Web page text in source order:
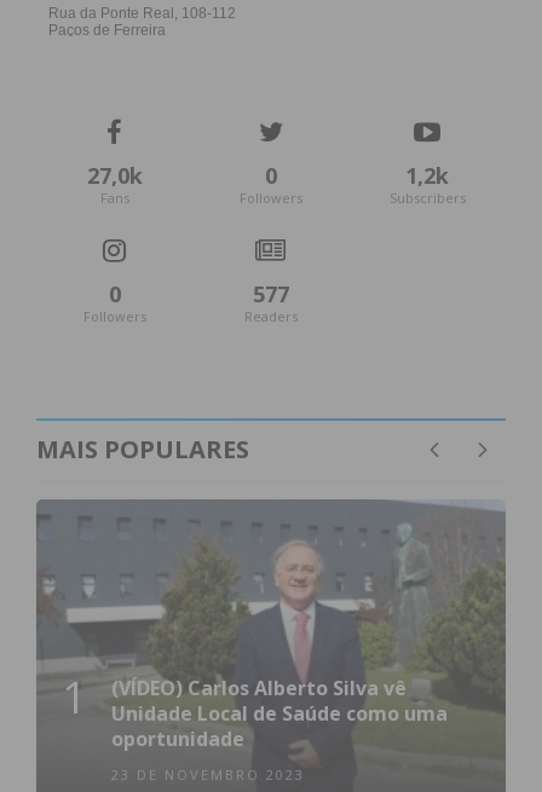
27,0k
Fans
0
Followers
1,2k
Subscribers
0
Followers
577
Readers
MAIS POPULARES
1
(VÍDEO) Carlos Alberto Silva vê
Unidade Local de Saúde como uma
oportunidade
23 DE NOVEMBRO 2023